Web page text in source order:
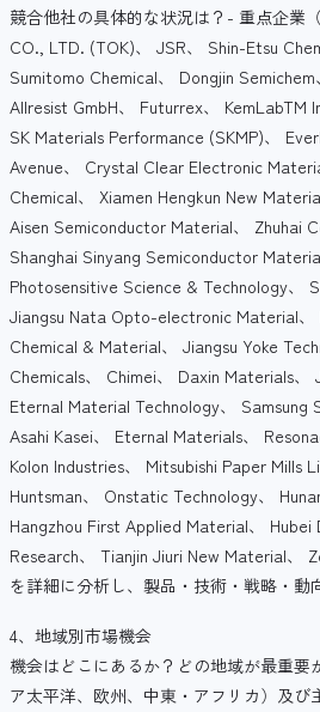
競合他社の具体的な状況は？- 重点企業
CO., LTD. (TOK)、 JSR、 Shin-Etsu
Sumitomo Chemical、 Dongjin Semichem
Allresist GmbH、 Futurrex、 KemLabTM
SK Materials Performance (SKMP)、
Avenue、 Crystal Clear Electronic
Chemical、 Xiamen Hengkun New
Aisen Semiconductor Material、 Zhuhai
Shanghai Sinyang Semiconductor
Photosensitive Science & Technology、
Jiangsu Nata Opto-electronic Material、
Chemical & Material、 Jiangsu Yoke
Chemicals、 Chimei、 Daxin Materials、
Eternal Material Technology、 Samsung
Asahi Kasei、 Eternal Materials、
Kolon Industries、 Mitsubishi Paper Mills
Huntsman、 Onstatic Technology、
Hangzhou First Applied Material、 Hubei
Research、 Tianjin Jiuri New Material、
を詳細に分析し、製品・技術・戦略・動
4、地域別市場機会
機会はどこにあるか？どの地域が最重要
ア太平洋、欧州、中東・アフリカ）及び